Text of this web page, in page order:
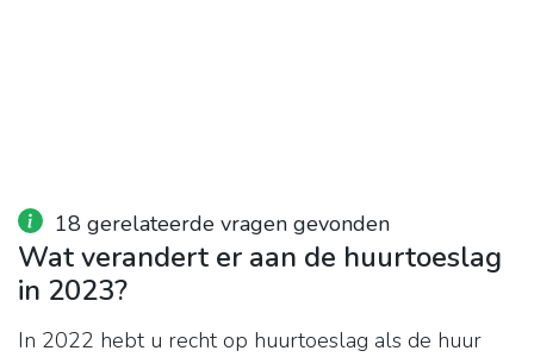
18 gerelateerde vragen gevonden
Wat verandert er aan de huurtoeslag
in 2023?
In 2022 hebt u recht op huurtoeslag als de huur